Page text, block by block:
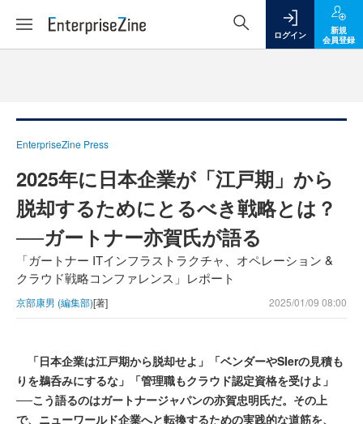
ログイン
新規
会員登録
EnterpriseZine Press
2025年に日本企業が「江戸期」から
脱却するためにとるべき戦略とは？
──ガートナー亦賀氏が語る
「ガートナー ITインフラストラクチャ、オペレーション &
クラウド戦略コンファレンス」レポート
京部康男 (編集部)[著] 2025/01/09 08:00
「日本企業は江戸期から脱却せよ」「ベンダーやSIerの見積も
りを鵜呑みにするな」「管理職もクラウド認定資格を受けよ」
──こう語るのはガートナージャパンの亦賀忠明氏だ。その上
で、ニューワールド企業へと転換するための実践的な道筋を、